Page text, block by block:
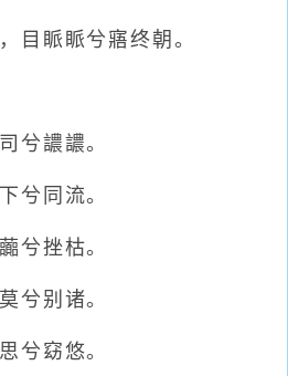
眽眽兮寤终朝。
譨譨。
同流。
挫枯。
别诸。
窈悠。